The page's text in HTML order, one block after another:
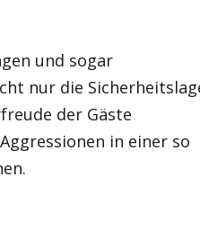
und sogar
nur die
der Gäste
in einer so